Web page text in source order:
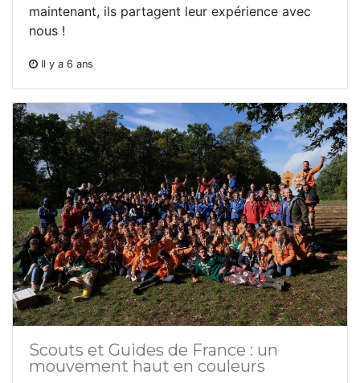
maintenant, ils partagent leur expérience avec
nous !
Il y a 6 ans
Scouts et Guides de France : un
mouvement haut en couleurs